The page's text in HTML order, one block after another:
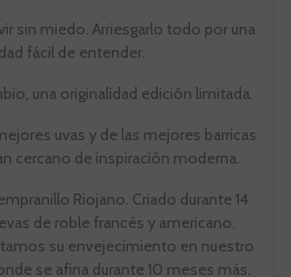
sin miedo. Arriesgarlo todo por una
fácil de entender.
una originalidad edición limitada.
uvas y de las mejores barricas
cercano de inspiración moderna.
Riojano. Criado durante 14
de roble francés y americano.
su envejecimiento en nuestro
se afina durante 10 meses más.